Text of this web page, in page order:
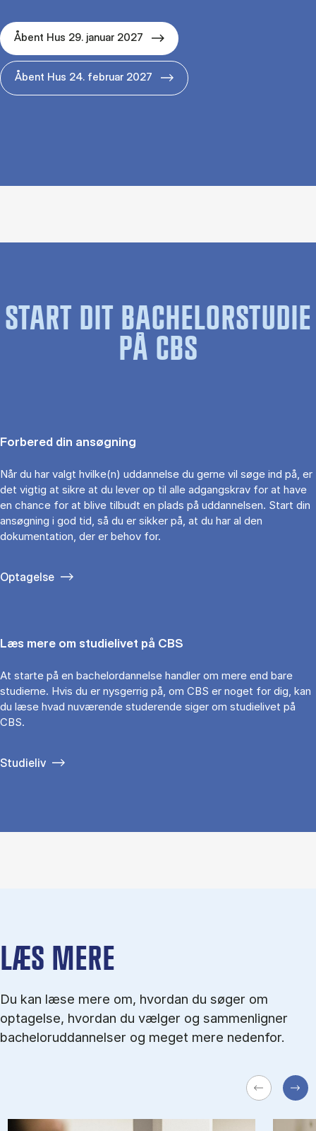
Åbent Hus 29. januar 2027
Åbent Hus 24. februar 2027
START DIT BACHELORSTUDIE
PÅ CBS
Forbered din ansøgning
Når du har valgt hvilke(n) uddannelse du gerne vil søge ind på, er
det vigtig at sikre at du lever op til alle adgangskrav for at have
en chance for at blive tilbudt en plads på uddannelsen. Start din
ansøgning i god tid, så du er sikker på, at du har al den
dokumentation, der er behov for.
Optagelse
Læs mere om studielivet på CBS
At starte på en bachelordannelse handler om mere end bare
studierne. Hvis du er nysgerrig på, om CBS er noget for dig, kan
du læse hvad nuværende studerende siger om studielivet på
CBS.
Studieliv
LÆS MERE
Du kan læse mere om, hvordan du søger om
optagelse, hvordan du vælger og sammenligner
bacheloruddannelser og meget mere nedenfor.